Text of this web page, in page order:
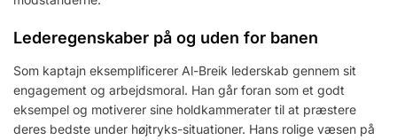
Lederegenskaber på og uden for banen
Som kaptajn eksemplificerer Al-Breik lederskab gennem sit
engagement og arbejdsmoral. Han går foran som et godt
eksempel og motiverer sine holdkammerater til at præstere
deres bedste under højtryks-situationer. Hans rolige væsen på